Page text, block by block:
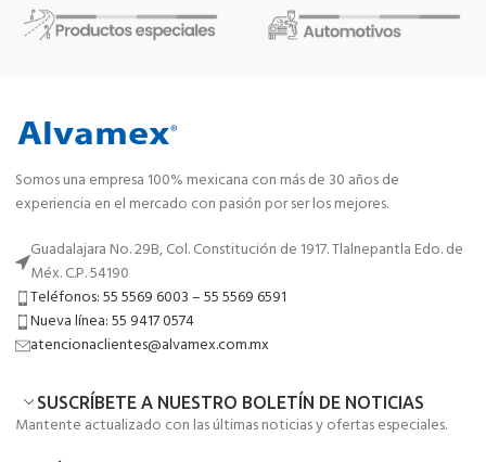
Somos una empresa 100% mexicana con más de 30 años de
experiencia en el mercado con pasión por ser los mejores.
Guadalajara No. 29B, Col. Constitución de 1917. Tlalnepantla Edo. de
Méx. C.P. 54190
Teléfonos: 55 5569 6003 – 55 5569 6591
Nueva línea: 55 9417 0574
atencionaclientes@alvamex.com.mx
SUSCRÍBETE A NUESTRO BOLETÍN DE NOTICIAS
Mantente actualizado con las últimas noticias y ofertas especiales.